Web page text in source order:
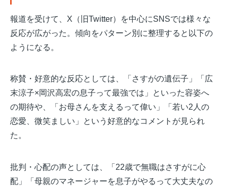
報道を受けて、X（旧Twitter）を中心にSNSでは様々な
反応が広がった。傾向をパターン別に整理すると以下の
ようになる。
称賛・好意的な反応としては、「さすがの遺伝子」「広
末涼子×岡沢高宏の息子って最強では」といった容姿へ
の期待や、「お母さんを支えるって偉い」「若い2人の
恋愛、微笑ましい」という好意的なコメントが見られ
た。
批判・心配の声としては、「22歳で無職はさすがに心
配」「母親のマネージャーを息子がやるって大丈夫なの